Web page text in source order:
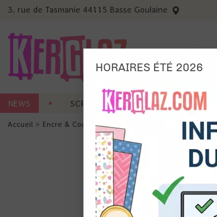
3, rue de Tasmanie 44115 Basse Goulaine
NEWS SCRAP CARTERIE MACHINES
Accueil > Encre & Couleur > Versafine
Ils
et du
précises
Si vous
de la
HORAIRES ÉTÉ 2026